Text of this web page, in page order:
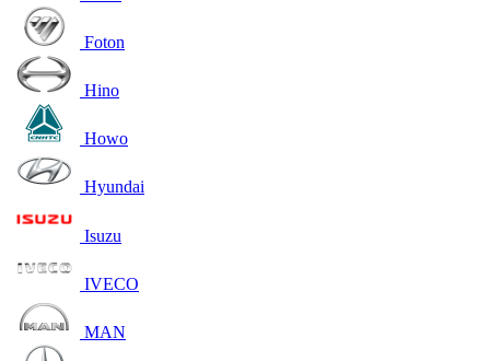
Foton
Hino
Howo
Hyundai
Isuzu
IVECO
MAN